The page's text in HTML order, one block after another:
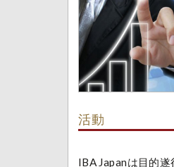
活動
IBA Japanは目的